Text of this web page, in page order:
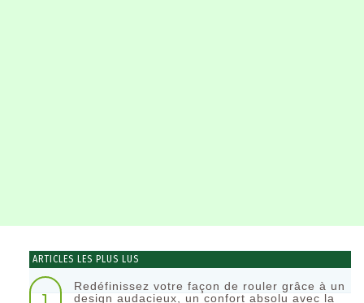
ARTICLES LES PLUS LUS
Redéfinissez votre façon de rouler grâce à un
design audacieux, un confort absolu avec la